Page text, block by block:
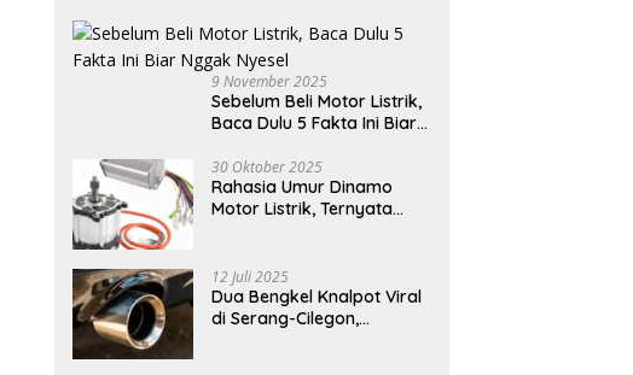
9 November 2025
Sebelum Beli Motor Listrik,
Baca Dulu 5 Fakta Ini Biar
30 Oktober 2025
Rahasia Umur Dinamo
Motor Listrik, Ternyata
12 Juli 2025
Dua Bengkel Knalpot Viral
di Serang-Cilegon,